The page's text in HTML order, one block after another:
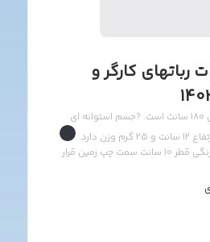
رباتهای کارگر و
?زمین مسابقه مربع بطول 180 سانت است. ?جسم‌ استوانه ای
استوانه ها در سه دایره رنگی قطر 10 سانت سمت چپ زمین قرار
مهم نيست، ولی عرض ربات به
است همه از باتری استفاده کنند.